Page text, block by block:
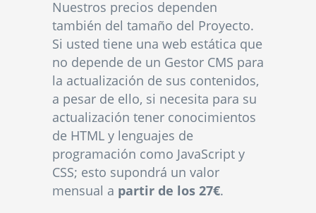
Nuestros precios dependen
también del tamaño del Proyecto.
Si usted tiene una web estática que
no depende de un Gestor CMS para
la actualización de sus contenidos,
a pesar de ello, si necesita para su
actualización tener conocimientos
de HTML y lenguajes de
programación como JavaScript y
CSS; esto supondrá un valor
mensual a partir de los 27€.